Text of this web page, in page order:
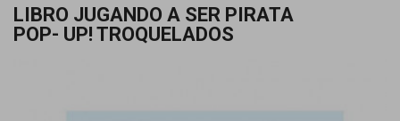
LIBRO JUGANDO A SER PIRATA
POP- UP! TROQUELADOS